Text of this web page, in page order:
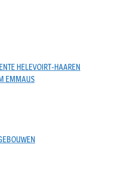
HELEVOIRT-HAAREN
EMMAUS